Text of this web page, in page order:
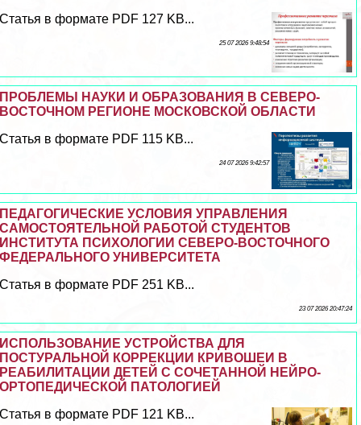
Статья в формате PDF 127 KB...
25 07 2026 9:48:54
ПРОБЛЕМЫ НАУКИ И ОБРАЗОВАНИЯ В СЕВЕРО-
ВОСТОЧНОМ РЕГИОНЕ МОСКОВСКОЙ ОБЛАСТИ
Статья в формате PDF 115 KB...
24 07 2026 9:42:57
ПЕДАГОГИЧЕСКИЕ УСЛОВИЯ УПРАВЛЕНИЯ
САМОСТОЯТЕЛЬНОЙ РАБОТОЙ СТУДЕНТОВ
ИНСТИТУТА ПСИХОЛОГИИ СЕВЕРО-ВОСТОЧНОГО
ФЕДЕРАЛЬНОГО УНИВЕРСИТЕТА
Статья в формате PDF 251 KB...
23 07 2026 20:47:24
ИСПОЛЬЗОВАНИЕ УСТРОЙСТВА ДЛЯ
ПОСТУРАЛЬНОЙ КОРРЕКЦИИ КРИВОШЕИ В
РЕАБИЛИТАЦИИ ДЕТЕЙ С СОЧЕТАННОЙ НЕЙРО-
ОРТОПЕДИЧЕСКОЙ ПАТОЛОГИЕЙ
Статья в формате PDF 121 KB...